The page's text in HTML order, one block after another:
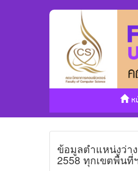
ห
ข้อมูลตำแหน่งว่า
2558 ทุกเขตพื้นที่